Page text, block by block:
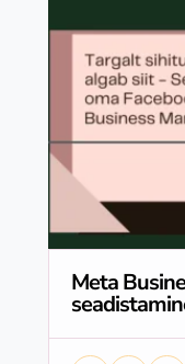
Meta